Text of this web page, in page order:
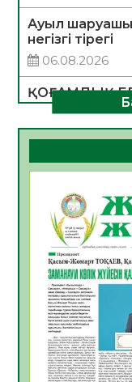
Ауыл
негізгі тірегі
06.08.2026
ҚОҒАМДЫҚ
ДАМУЫНЫҢ
06.08.2026
ҚҰРЫЛТАЙ
БАСТАР
06.08.2026
Инфекциялық
жұмыстарының
06.08.2026
Көкжөтел
06.08.2026
АПВ
06.08.2026